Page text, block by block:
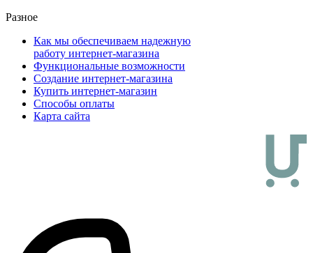
Разное
Как мы обеспечиваем надежную
работу интернет-магазина
Функциональные возможности
Создание интернет-магазина
Купить интернет-магазин
Способы оплаты
Карта сайта